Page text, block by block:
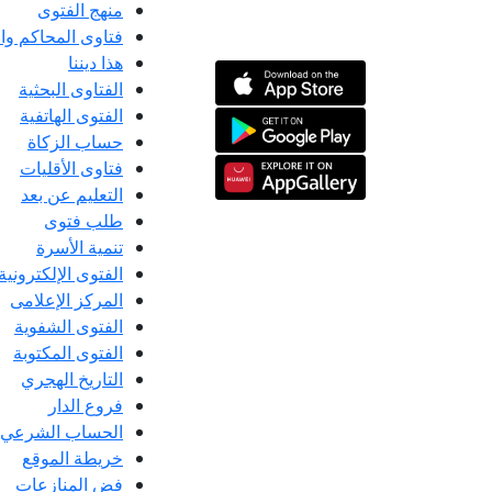
منهج الفتوى
فتاوى المحاكم
هذا ديننا
الفتاوى البحثية
الفتوى الهاتفية
حساب الزكاة
فتاوى الأقليات
التعليم عن بعد
طلب فتوى
تنمية الأسرة
الفتوى الإلكترونية
المركز الإعلامى
الفتوى الشفوية
الفتوى المكتوبة
التاريخ الهجري
فروع الدار
الحساب الشرعي
خريطة الموقع
فض المنازعات